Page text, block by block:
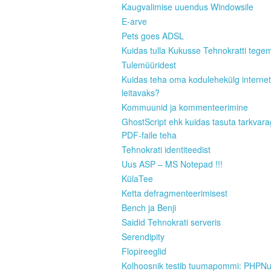
Kaugvalimise uuendus Windowsile
E-arve
Pets goes ADSL
Kuidas tulla Kukusse Tehnokratti
Tulemüüridest
Kuidas teha oma kodulehekülg
leitavaks?
Kommuunid ja kommenteerimine
GhostScript ehk kuidas tasuta
PDF-faile teha
Tehnokrati identiteedist
Uus ASP – MS Notepad !!!
KülaTee
Ketta defragmenteerimisest
Bench ja Benji
Saidid Tehnokrati serveris
Serendipity
Flopireeglid
Kolhoosnik testib tuumapommi: